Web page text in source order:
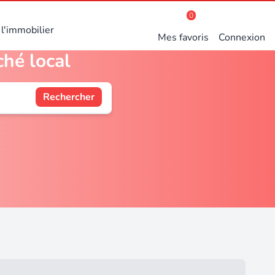
0
Mes favoris Connexion
local
Rechercher